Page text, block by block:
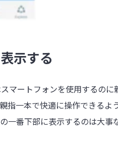
示する
マートフォンを使用するのに
指一本で快適に操作できるよ
一番下部に表示するのは大事